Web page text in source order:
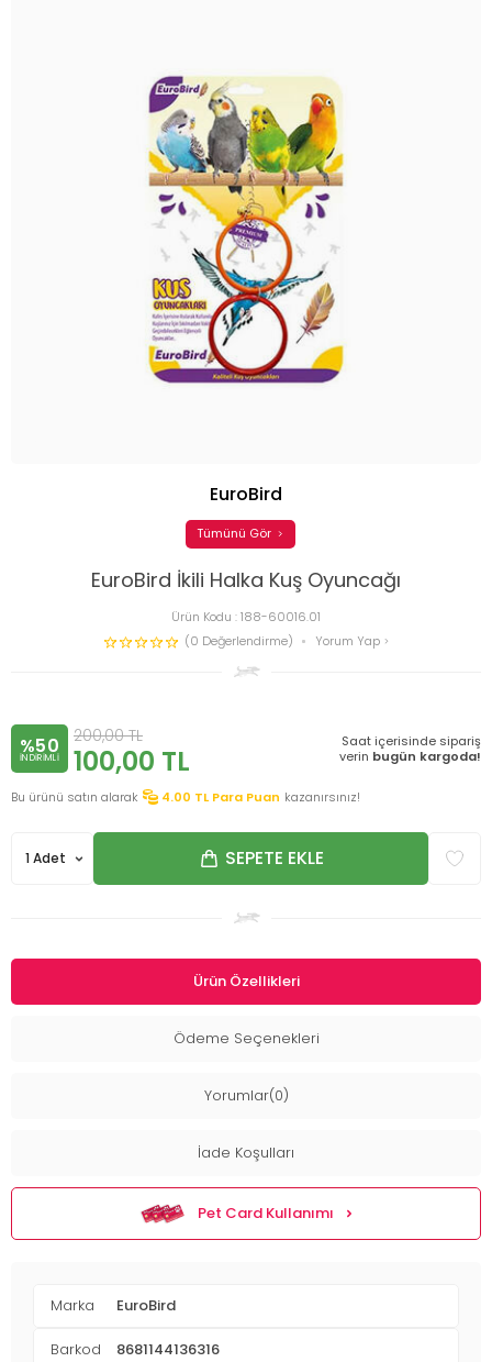
EuroBird İkili Halka Kuş Oyuncağı
Ürün Kodu :188-60016.01
(0 Değerlendirme)
Yorum Yap
EuroBird
Tümünü Gör
%50
INDIRIMLI
200,00TL
100,00 TL
Saat içerisinde sipariş
verin bugün kargoda!
Bu ürünü satın alarak 4.00 TL Para Puan kazanırsınız!
SEPETE EKLE
Ürün Özellikleri
Ödeme Seçenekleri
Yorumlar(0)
İade Koşulları
Pet Card Kullanımı
Marka EuroBird
Barkod 8681144136316